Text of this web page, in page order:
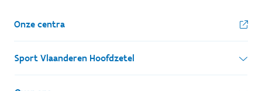
Onze centra
Sport Vlaanderen Hoofdzetel
Simon Bolivarlaan 17